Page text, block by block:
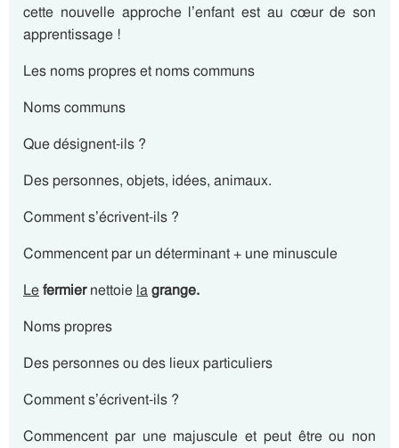
cette nouvelle approche l’enfant est au cœur de son
apprentissage !
Les noms propres et noms communs
Noms communs
Que désignent-ils ?
Des personnes, objets, idées, animaux.
Comment s’écrivent-ils ?
Commencent par un déterminant + une minuscule
Lefermiernettoie lagrange.
Noms propres
Des personnes ou des lieux particuliers
Comment s’écrivent-ils ?
Commencent par une majuscule et peut être ou non